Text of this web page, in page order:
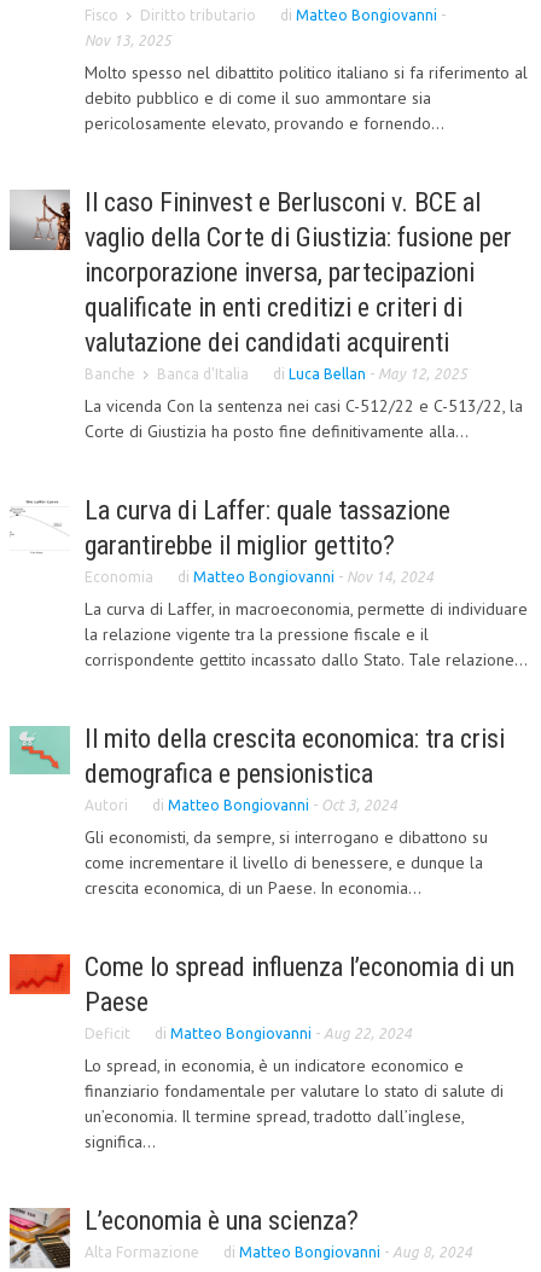
ARCHIVIO CORSI 2015
DIVENTA SOCIO
BROCHURE CE.S.E.D.
LA RIVISTA
COMITATO SCIENTIFICO
COMITATO EDITORIALE
REDAZIONE
CODICE ETICO
COLLABORA CON NOI
ECONOMIA
CORPORATE SOCIAL RESPONSIBILITY
ECONOMIA DELL’ARTE
HUMAN RESOURCES
RISORSE UMANE
MARKETING
TREASURY IN FINANCIAL SERVICES
SVILUPPO SOSTENIBILE
PERSONA E CITTÀ
L’UMANISTA
DIRITTO PENALE D’IMPRESA
DIRITTO DEL WEB
Fisco Diritto tributario di Matteo Bongiovanni -
Nov 13, 2025
Molto spesso nel dibattito politico italiano si fa riferimento al
debito pubblico e di come il suo ammontare sia
pericolosamente elevato, provando e fornendo...
Il caso Fininvest e Berlusconi v. BCE al
vaglio della Corte di Giustizia: fusione per
incorporazione inversa, partecipazioni
qualificate in enti creditizi e criteri di
valutazione dei candidati acquirenti
Banche Banca d'Italia di Luca Bellan - May 12, 2025
La vicenda Con la sentenza nei casi C-512/22 e C-513/22, la
Corte di Giustizia ha posto fine definitivamente alla...
La curva di Laffer: quale tassazione
garantirebbe il miglior gettito?
Economia di Matteo Bongiovanni - Nov 14, 2024
La curva di Laffer, in macroeconomia, permette di individuare
la relazione vigente tra la pressione fiscale e il
corrispondente gettito incassato dallo Stato. Tale relazione...
Il mito della crescita economica: tra crisi
demografica e pensionistica
Autori di Matteo Bongiovanni - Oct 3, 2024
Gli economisti, da sempre, si interrogano e dibattono su
come incrementare il livello di benessere, e dunque la
crescita economica, di un Paese. In economia...
Come lo spread influenza l’economia di un
Paese
Deficit di Matteo Bongiovanni - Aug 22, 2024
Lo spread, in economia, è un indicatore economico e
finanziario fondamentale per valutare lo stato di salute di
un’economia. Il termine spread, tradotto dall’inglese,
significa...
L’economia è una scienza?
Alta Formazione di Matteo Bongiovanni - Aug 8, 2024